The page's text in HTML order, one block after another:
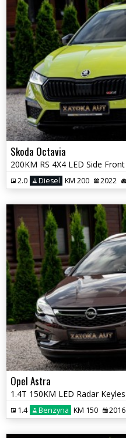
Skoda Octavia
2.0 Diesel KM 200 2022
Opel Astra
1.4 Benzyna KM 150 2016